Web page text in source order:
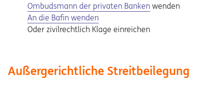
Opens in a new tab
Ombudsmann der privaten Banken wenden
Opens in a new tab
An die Bafin wenden
Oder zivilrechtlich Klage einreichen
Außergerichtliche Streitbeilegung